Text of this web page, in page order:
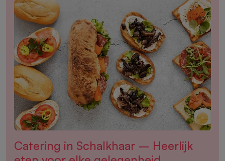
Catering in Schalkhaar – Heerlijk